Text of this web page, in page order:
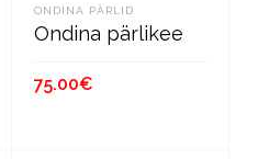
ONDINA PÄRLID
Ondina pärlikee
75.00€